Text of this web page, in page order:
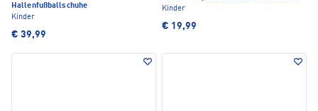
Hallenfußballschuhe
Kinder
€ 39,99
Kinder
€ 19,99